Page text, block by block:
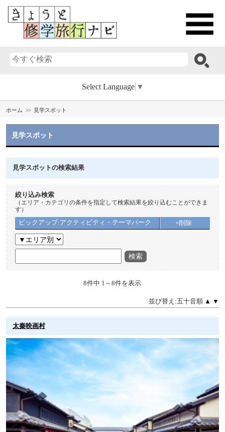
Select Language ▼
ホーム 見学スポット
見学スポット
見学スポットの検索結果
絞り込み検索
（エリア・カテゴリの条件を指定して検索結果を絞り込むことができま
す）
ピックアップ:アクティビティ・テーマパーク
×削除
検索
8件中 1～8件を表示
並び替え:五十音順 ▲ ▼
太秦映画村